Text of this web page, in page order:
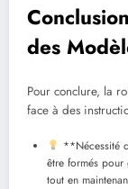
des
Pour conclure, la
face à des
**Nécessité
être formés pour
tout en